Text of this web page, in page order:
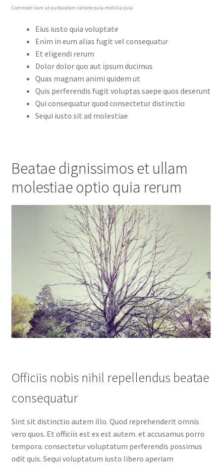
Commodi nam ut quibusdam ratione quia mollitia quia
Eius iusto quia voluptate
Enim in eum alias fugit vel consequatur
Et eligendi rerum
Dolor dolor quo aut ipsum ducimus
Quas magnam animi quidem ut
Quis perferendis fugit voluptas saepe quos deserunt
Qui consequatur quod consectetur distinctio
Sequi iusto sit ad molestiae
Beatae dignissimos et ullam
molestiae optio quia rerum
Officiis nobis nihil repellendus beatae
consequatur
Sint sit distinctio autem illo. Quod reprehenderit omnis
vero quos. Et officiis est ex est autem. et accusamus porro
tempora. consectetur voluptatum perferendis possimus
odit quis. Sequi voluptatum iusto libero aperiam